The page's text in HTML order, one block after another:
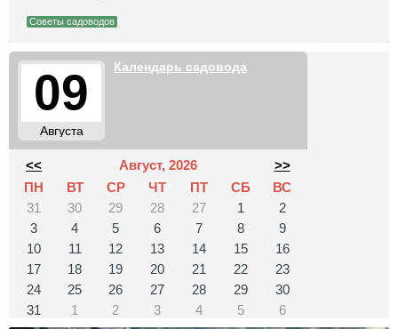
Советы садоводов
09
Августа
Календарь садовода
<< Август, 2026
>>
ПН
ВТ СР ЧТ ПТ СБ
ВС
31
30 29 28 27 1
2
3
4 5 6 7 8
9
10
11 12 13 14 15
16
17
18 19 20 21 22
23
24
25 26 27 28 29
30
31
1 2 3 4 5 6